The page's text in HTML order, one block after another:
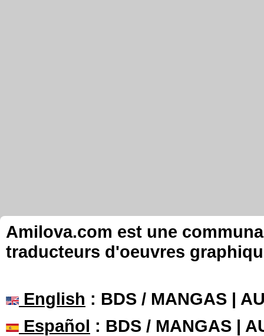
Amilova.com est une
traducteurs d'oeuvres
English : BDS / MANGAS |
Español : BDS / MANGAS |